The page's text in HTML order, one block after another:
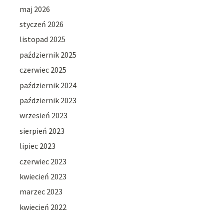
maj 2026
styczeń 2026
listopad 2025
październik 2025
czerwiec 2025
październik 2024
październik 2023
wrzesień 2023
sierpień 2023
lipiec 2023
czerwiec 2023
kwiecień 2023
marzec 2023
kwiecień 2022